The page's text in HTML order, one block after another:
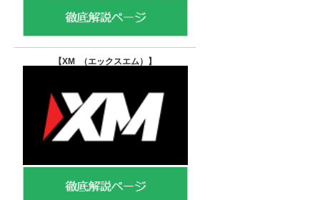
【XM （エックスエム） 】